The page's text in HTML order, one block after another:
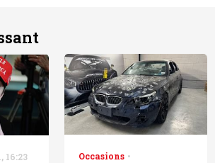
, 16:23
Occasions